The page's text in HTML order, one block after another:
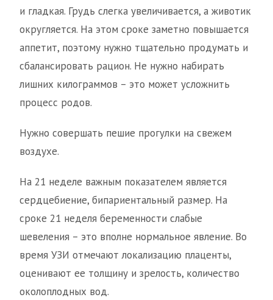
и гладкая. Грудь слегка увеличивается, а животик
округляется. На этом сроке заметно повышается
аппетит, поэтому нужно тщательно продумать и
сбалансировать рацион. Не нужно набирать
лишних килограммов – это может усложнить
процесс родов.
Нужно совершать пешие прогулки на свежем
воздухе.
На 21 неделе важным показателем является
сердцебиение, бипариентальный размер. На
сроке 21 неделя беременности слабые
шевеления – это вполне нормальное явление. Во
время УЗИ отмечают локализацию плаценты,
оценивают ее толщину и зрелость, количество
околоплодных вод.